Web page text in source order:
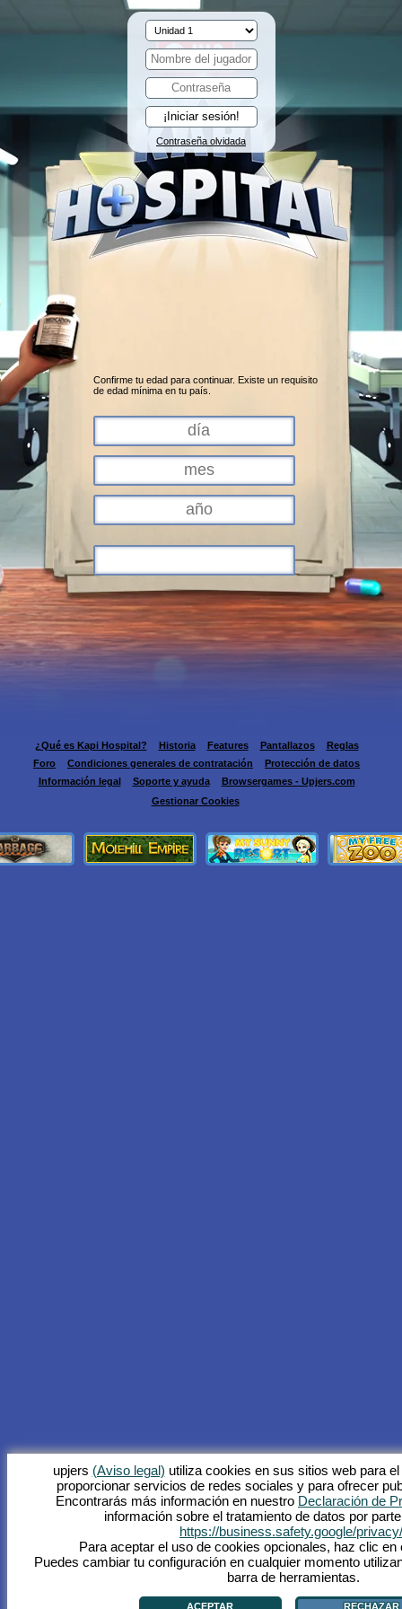
Contraseña olvidada
Confirme tu edad para continuar. Existe un requisito
de edad mínima en tu país.
¿Qué es Kapi Hospital? Historia Features Pantallazos
Reglas
Foro
Condiciones generales de contratación
Protección de datos
Información legal
Soporte y ayuda
Browsergames - Upjers.com
Gestionar Cookies
upjers (Aviso legal) utiliza cookies en sus sitios web para
proporcionar servicios de redes sociales y para ofrecer
Encontrarás más información en nuestro Declaración de
información sobre el tratamiento de datos por
https://business.safety.google/privacy/
Para aceptar el uso de cookies opcionales, haz clic en
Puedes cambiar tu configuración en cualquier momento
barra de herramientas.
ACEPTAR RECHAZAR